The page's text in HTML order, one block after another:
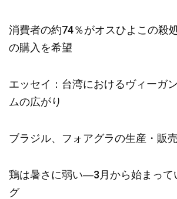
消費者の約74％がオスひよこの殺
の購入を希望
エッセイ：台湾におけるヴィーガ
ムの広がり
ブラジル、フォアグラの生産・販
鶏は暑さに弱い―3月から始まって
グ